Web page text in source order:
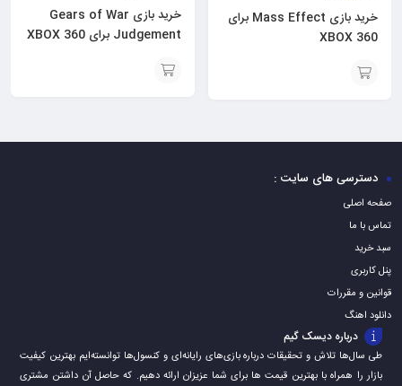
خرید بازی Mass Effect برای
XBOX 360
خرید بازی Gears of War
Judgement برای XBOX 360
دسترسی های سایت :
صفحه اصلی
تماس با ما
سبد خرید
پنل کاربری
قوانین و مقررات
دانلود اهنگ
درباره دیسک گیم
طی سال‌ها تلاش و تحقیقات درباره بازی‌های رایانه‌ای و کنسول‌ها توانسته‌ایم بهترین کیفیت
بازار را همراه با بهترین قیمت ها برای شما عزیزان ارائه دهیم. که حاصل آن داشتن مشتری